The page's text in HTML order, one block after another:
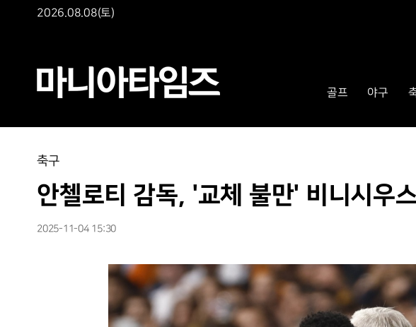
2026.08.08(토)
골프 야구
축구
안첼로티 감독, '교체 불만' 비니시우
2025-11-04 15:30